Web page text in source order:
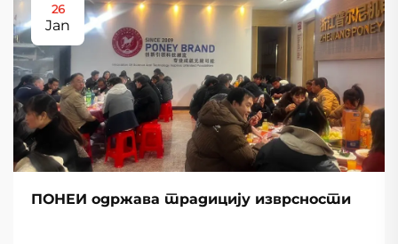
26
Jan
ПОНЕИ одржава традицију изврсности